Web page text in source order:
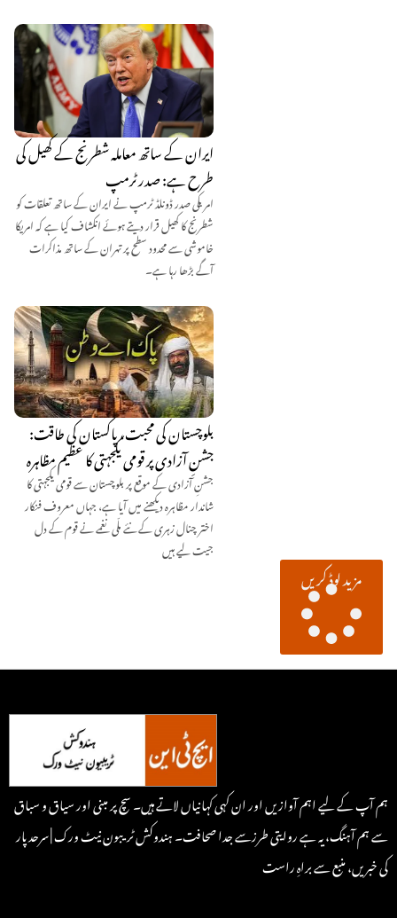
ایران کے ساتھ معاملہ شطرنج کے کھیل کی
طرح ہے: صدر‏ ٹرمپ
امریکی صدر ڈونلڈ ٹرمپ نے ایران کے ساتھ تعلقات کو
شطرنج کا کھیل قرار دیتے ہوئے انکشاف کیا ہے کہ امریکا
خاموشی سے محدود سطح پر تهران کے ساتھ مذاکرات
آگے بڑھا رہا ہے۔
بلوچستان کی محبت، پاکستان کی طاقت:
جشنِ آزادی پر قومی یکجہتی کا عظیم مظاہرہ
جشنِ آزادی کے موقع پر بلوچستان سے قومی یکجہتی کا
شاندار مظاہرہ دیکھنے میں آیا ہے، جہاں معروف فنکار
اختر چنال زہری کے نئے ملّی نغمے نے قوم کے دل
جیت لیے ہیں
مزید لوڈ کریں
ہم آپ کے لیے اہم آوازیں اور ان کہی کہانیاں لاتے ہیں۔ سچ پر مبنی اور سیاق و سباق
سے ہم آہنگ، یہ ہے روایتی طرزسے جدا صحافت۔ ہندوکش ٹریبون نیٹ ورک | سرحد پار
کی خبریں، منبع سے براہِ راست